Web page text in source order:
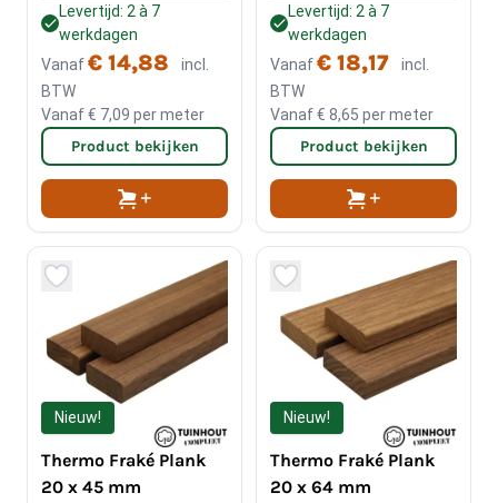
Levertijd: 2 à 7
werkdagen
Vanaf€ 14,88
incl.
BTW
Vanaf€ 7,09 per meter
Product bekijken
Levertijd: 2 à 7
werkdagen
Vanaf€ 18,17
incl.
BTW
Vanaf€ 8,65 per meter
Product bekijken
Nieuw!
Thermo Fraké Plank
20 x 45 mm
Nieuw!
Thermo Fraké Plank
20 x 64 mm